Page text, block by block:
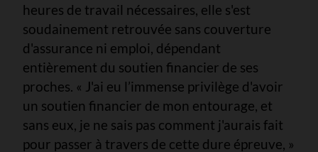
heures de travail nécessaires, elle s'est
soudainement retrouvée sans couverture
d'assurance ni emploi, dépendant
entièrement du soutien financier de ses
proches. « J'ai eu l’immense privilège d'avoir
un soutien financier de mon entourage, et
sans eux, je ne sais pas comment j'aurais fait
pour passer à travers de cette dure épreuve, »